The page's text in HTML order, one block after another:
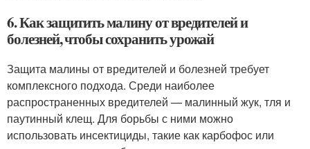
6. Как защитить малину от вредителей и
болезней, чтобы сохранить урожай
Защита малины от вредителей и болезней требует
комплексного подхода. Среди наиболее
распространенных вредителей — малинный жук, тля и
паутинный клещ. Для борьбы с ними можно
использовать инсектициды, такие как карбофос или